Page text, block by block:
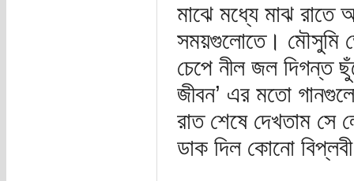
মাঝে মধ্যে মাঝ রাতে
সময়গুলোতে। মৌসুমি
চেপে নীল জল দিগন্ত
জীবন’ এর মতো
রাত শেষে দেখতাম সে
ডাক দিল কোনো